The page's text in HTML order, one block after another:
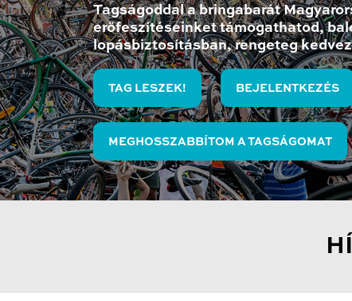
Tagságoddal a bringabarát
erőfeszítéseinket támogathatod,
lopásbiztosításban, rengeteg
TAG LESZEK! BEJELENTKEZÉS
MEGHOSSZABBÍTOM A TAGSÁGOMAT